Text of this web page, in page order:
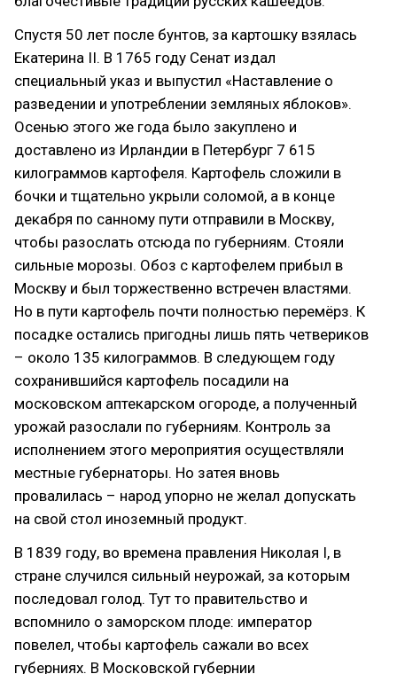
Спустя 50 лет после бунтов, за картошку взялась
Екатерина II. В 1765 году Сенат издал
специальный указ и выпустил «Наставление о
разведении и употреблении земляных яблоков».
Осенью этого же года было закуплено и
доставлено из Ирландии в Петербург 7 615
килограммов картофеля. Картофель сложили в
бочки и тщательно укрыли соломой, а в конце
декабря по санному пути отправили в Москву,
чтобы разослать отсюда по губерниям. Стояли
сильные морозы. Обоз с картофелем прибыл в
Москву и был торжественно встречен властями.
Но в пути картофель почти полностью перемёрз. К
посадке остались пригодны лишь пять четвериков
– около 135 килограммов. В следующем году
сохранившийся картофель посадили на
московском аптекарском огороде, а полученный
урожай разослали по губерниям. Контроль за
исполнением этого мероприятия осуществляли
местные губернаторы. Но затея вновь
провалилась – народ упорно не желал допускать
на свой стол иноземный продукт.
В 1839 году, во времена правления Николая I, в
стране случился сильный неурожай, за которым
последовал голод. Тут то правительство и
вспомнило о заморском плоде: император
повелел, чтобы картофель сажали во всех
губерниях. В Московской губернии